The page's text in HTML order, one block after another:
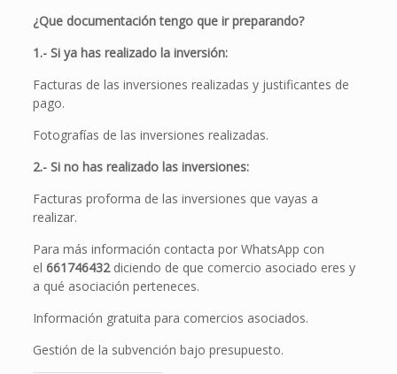
¿Que documentación tengo que ir preparando?
1.- Si ya has realizado la inversión:
Facturas de las inversiones realizadas y justificantes de
pago.
Fotografías de las inversiones realizadas.
2.- Si no has realizado las inversiones:
Facturas proforma de las inversiones que vayas a
realizar.
Para más información contacta por WhatsApp con
el661746432diciendo de que comercio asociado eres y
a qué asociación perteneces.
Información gratuita para comercios asociados.
Gestión de la subvención bajo presupuesto.